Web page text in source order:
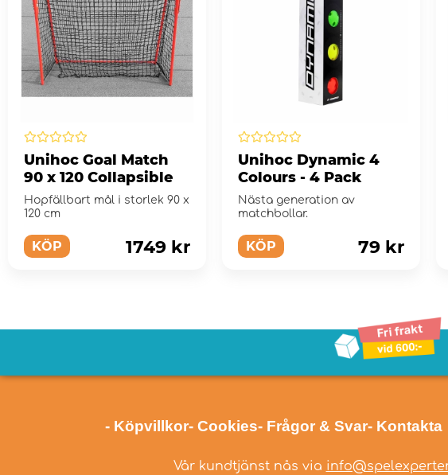
Unihoc Goal Match
90 x 120 Collapsible
Hopfällbart mål i storlek 90 x
120 cm
KÖP 1749 kr
Unihoc Dynamic 4
Colours - 4 Pack
Nästa generation av
matchbollar.
KÖP 79 kr
- Köpvillkor- Cookies- Frågor & Svar- Kontakta
Vår kundtjänst nås via